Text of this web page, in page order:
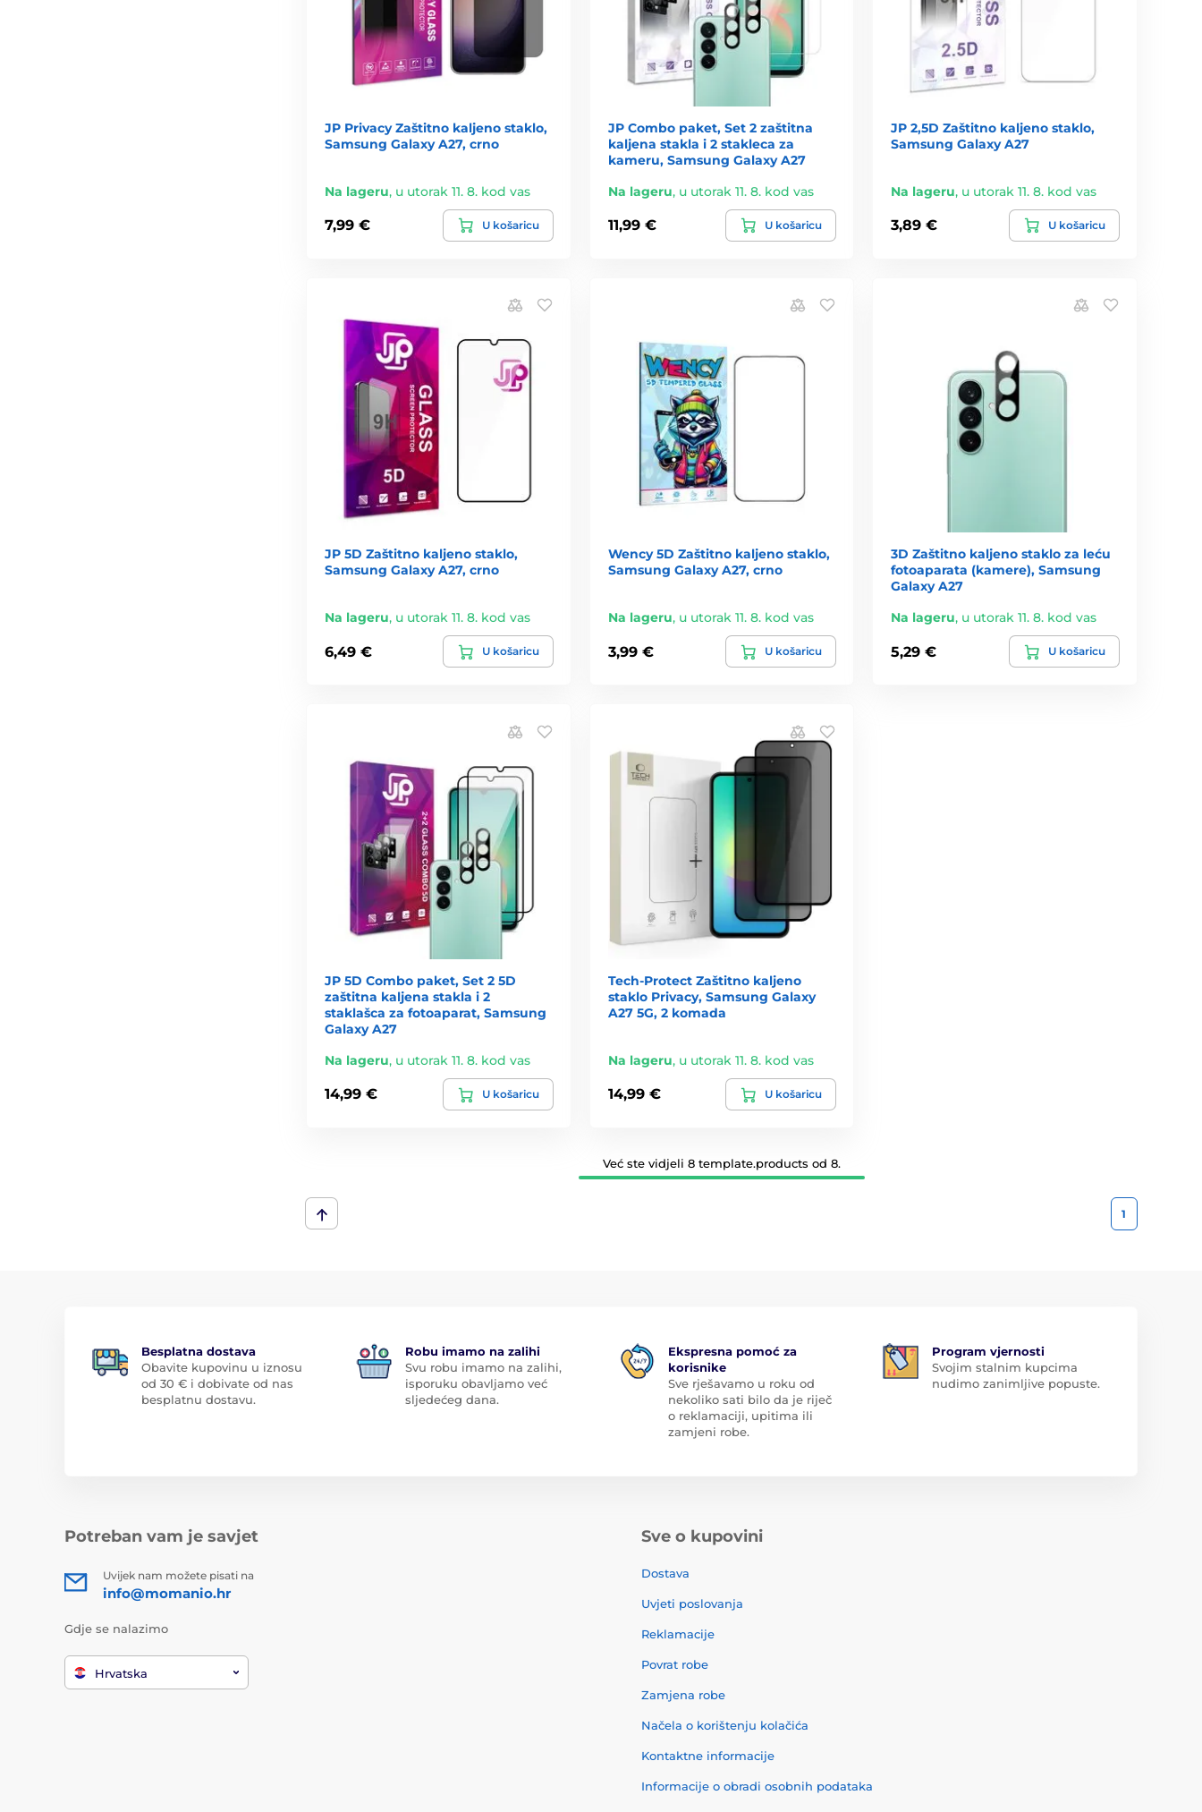
JP Privacy Zaštitno kaljeno staklo,
Samsung Galaxy A27, crno
Na lageru, u utorak 11. 8. kod vas
7,99 € U košaricu
JP Combo paket, Set 2 zaštitna
kaljena stakla i 2 stakleca za
kameru, Samsung Galaxy A27
Na lageru, u utorak 11. 8. kod vas
11,99 € U košaricu
JP 2,5D Zaštitno kaljeno staklo,
Samsung Galaxy A27
Na lageru, u utorak 11. 8. kod vas
3,89 € U košaricu
JP 5D Zaštitno kaljeno staklo,
Samsung Galaxy A27, crno
Na lageru, u utorak 11. 8. kod vas
6,49 € U košaricu
Wency 5D Zaštitno kaljeno staklo,
Samsung Galaxy A27, crno
Na lageru, u utorak 11. 8. kod vas
3,99 € U košaricu
3D Zaštitno kaljeno staklo za leću
fotoaparata (kamere), Samsung
Galaxy A27
Na lageru, u utorak 11. 8. kod vas
5,29 € U košaricu
JP 5D Combo paket, Set 2 5D
zaštitna kaljena stakla i 2
staklašca za fotoaparat, Samsung
Galaxy A27
Na lageru, u utorak 11. 8. kod vas
14,99 € U košaricu
Tech-Protect Zaštitno kaljeno
staklo Privacy, Samsung Galaxy
A27 5G, 2 komada
Na lageru, u utorak 11. 8. kod vas
14,99 € U košaricu
Već ste vidjeli 8 template.products od 8.
1
Besplatna dostava
Obavite kupovinu u iznosu
od 30 € i dobivate od nas
besplatnu dostavu.
Robu imamo na zalihi
Svu robu imamo na zalihi,
isporuku obavljamo već
sljedećeg dana.
Ekspresna pomoć za
korisnike
Sve rješavamo u roku od
nekoliko sati bilo da je riječ
o reklamaciji, upitima ili
zamjeni robe.
Program vjernosti
Svojim stalnim kupcima
nudimo zanimljive popuste.
Potreban vam je savjet
Uvijek nam možete pisati na
info@momanio.hr
Gdje se nalazimo
Hrvatska
Sve o kupovini
Dostava
Uvjeti poslovanja
Reklamacije
Povrat robe
Zamjena robe
Načela o korištenju kolačića
Kontaktne informacije
Informacije o obradi osobnih podataka